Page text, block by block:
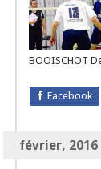
BOOISCHOT
Facebook
février, 2016